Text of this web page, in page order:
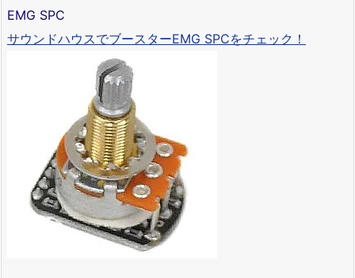
EMG SPC
サウンドハウスでブースターEMG SPCをチェック！